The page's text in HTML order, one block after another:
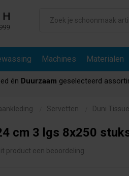
Machines Materialen
én Duurzaam geselecteerd
Servetten Duni
cm 3 lgs 8x250
product een beoordeling